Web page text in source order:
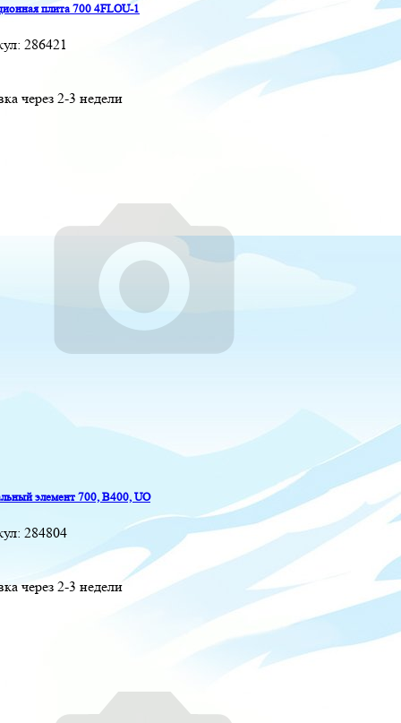
плита 700 4FLOU-1
286421
через 2-3 недели
элемент 700, B400, UO
284804
через 2-3 недели